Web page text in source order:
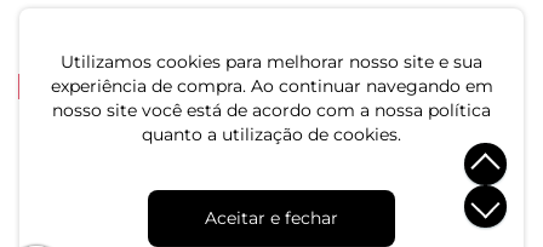
Utilizamos cookies para melhorar nosso site e sua
experiência de compra. Ao continuar navegando em
nosso site você está de acordo com a nossa política
quanto a utilização de cookies.
Aceitar e fechar
-48%
Blusa Feminina Manga
ou 2x de R$ 29,99 sem juros
-50%
Blusa Feminina Manga
Longa Decote V Endless
Laranja
R$ 179,99
ou 3x de R$ 29,99 sem juros